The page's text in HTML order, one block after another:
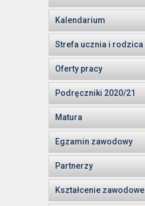
Kalendarium
Strefa ucznia i rodzica
Oferty pracy
Podręczniki 2020/21
Matura
Egzamin zawodowy
Partnerzy
Kształcenie zawodowe